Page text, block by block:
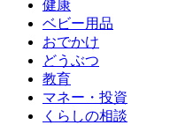
健康
ベビー用品
おでかけ
どうぶつ
教育
マネー・投資
くらしの相談